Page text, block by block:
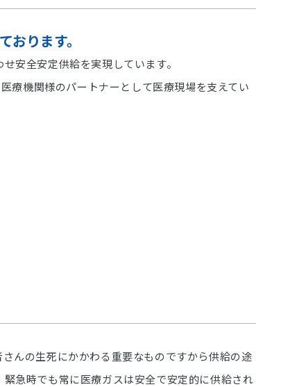
ります。
安全安定供給を実現しています。
療機関様のパートナーとして医療現場を支えてい
んの生死にかかわる重要なものですから供給の途
急時でも常に医療ガスは安全で安定的に供給され